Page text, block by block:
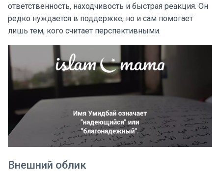
ответственность, находчивость и быстрая реакция. Он
редко нуждается в поддержке, но и сам помогает
лишь тем, кого считает перспективными.
Внешний облик